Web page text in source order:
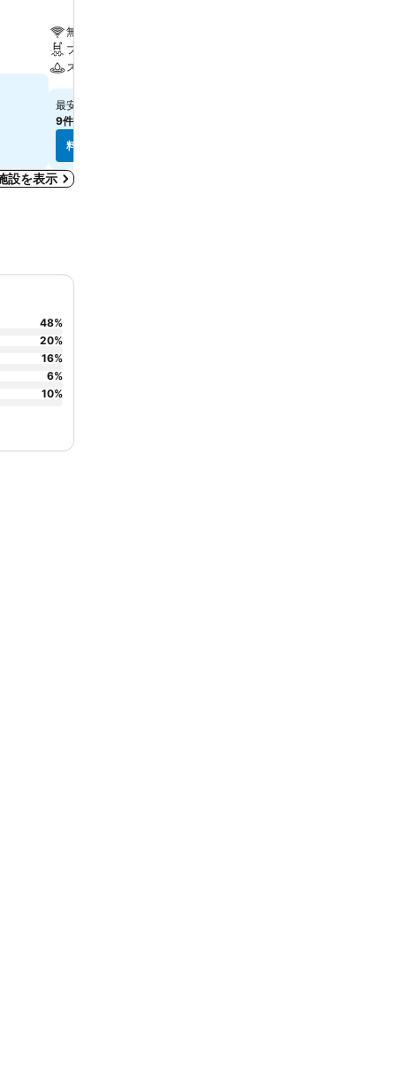
無料Wi-Fi
プール
スパ
最安値
9件のサイト
料金を表示
設を表示
48%
20%
16%
6%
10%